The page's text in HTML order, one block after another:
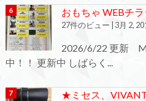
おもちゃ WEBチラ
27件のビュー 3月 2,
2026/6/22 更新
中！！ 更新中 しばらく...
★ミセス、